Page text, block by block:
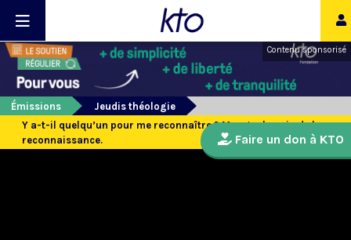
Contenu sponsorisé
Émissions
Jeudis théologie
Y a-t-il quelqu’un pour me reconnaître ? Manger le pain de la
reconnaissance.
Faire un don à KTO